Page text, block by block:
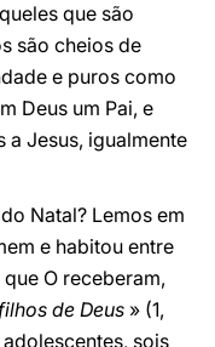
que são
são cheios de
e puros como
Deus um Pai, e
a Jesus, igualmente
Natal? Lemos em
e habitou entre
O receberam,
de Deus» (1,
sois